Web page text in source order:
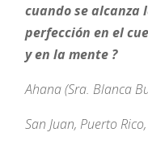
cuando se alcanza
perfección en el
y en la mente ?
Ahana (Sra. Blanca
San Juan, Puerto Rico,